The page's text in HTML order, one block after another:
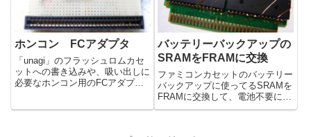
ホンコン FCアダプタ
「unagi」のフラッシュロムカセ
ットへの書き込みや、吸い出しに
必要なホンコン用のFCアダプタ
バッテリーバックアップの
SRAMをFRAMに交換
ファミコンカセットのバッテリー
バックアップに使ってるSRAMを
FRAMに交換して、電池不要にし
てしまう改造。